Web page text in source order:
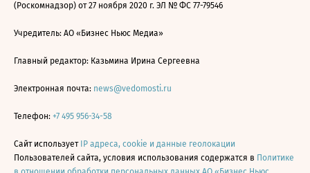
(Роскомнадзор) от 27 ноября 2020 г. ЭЛ № ФС 77-79546
Учредитель: АО «Бизнес Ньюс Медиа»
Главный редактор: Казьмина Ирина Сергеевна
Электронная почта: news@vedomosti.ru
Телефон: +7 495 956-34-58
Сайт использует IP адреса, cookie и данные геолокации
Пользователей сайта, условия использования содержатся в Политике